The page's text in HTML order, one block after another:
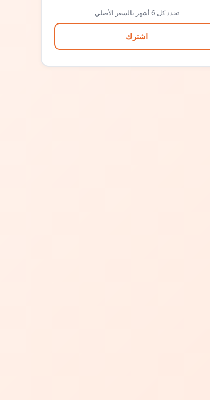
تجدد كل 6 أشهر بالسعر الأصلي
اشترك